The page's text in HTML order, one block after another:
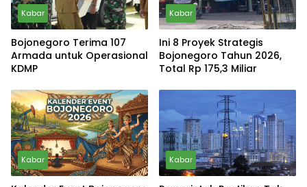
Kabar
Bojonegoro Terima 107
Armada untuk Operasional
KDMP
Kabar
Ini 8 Proyek Strategis
Bojonegoro Tahun 2026,
Total Rp 175,3 Miliar
Kabar Kabar